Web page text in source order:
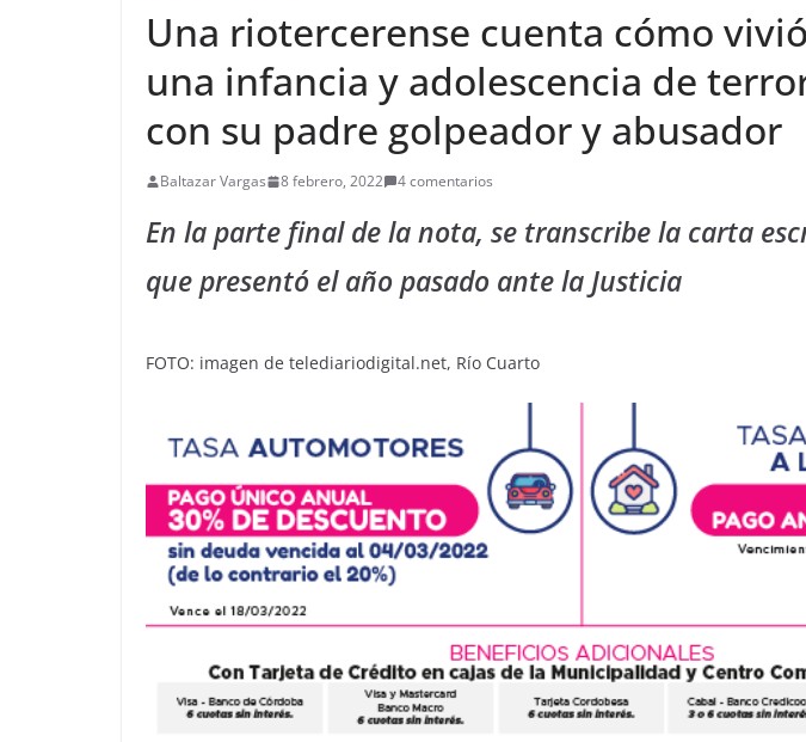
Una riotercerense cuenta cómo vivió
una infancia y adolescencia de
con su padre golpeador y abusador
Baltazar Vargas 8 febrero, 2022 4 comentarios
En la parte final de la nota, se transcribe la carta
que presentó el año pasado ante la Justicia
FOTO: imagen de telediariodigital.net, Río Cuarto